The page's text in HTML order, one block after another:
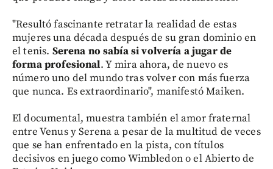
"Resultó fascinante retratar la realidad de estas
mujeres una década después de su gran dominio en
el tenis. Serena no sabía si volvería a jugar de
forma profesional. Y mira ahora, de nuevo es
número uno del mundo tras volver con más fuerza
que nunca. Es extraordinario", manifestó Maiken.
El documental, muestra también el amor fraternal
entre Venus y Serena a pesar de la multitud de veces
que se han enfrentado en la pista, con títulos
decisivos en juego como Wimbledon o el Abierto de